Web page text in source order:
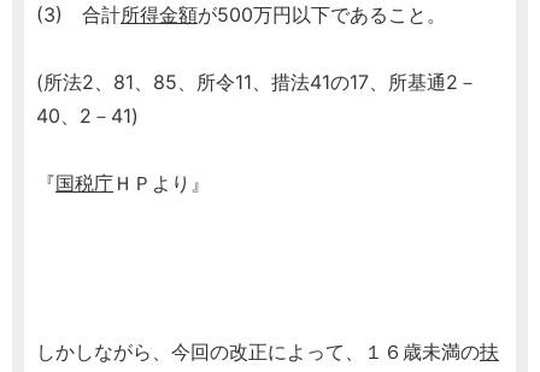
(3) 合計所得金額が500万円以下であること。
(所法2、81、85、所令11、措法41の17、所基通2－
40、2－41)
『国税庁 ＨＰより』
しかしながら、今回の改正によって、１６歳未満の扶